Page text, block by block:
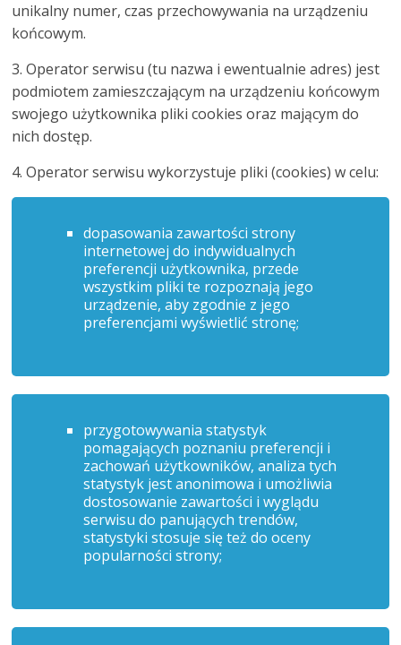
unikalny numer, czas przechowywania na urządzeniu
końcowym.
3. Operator serwisu (tu nazwa i ewentualnie adres) jest
podmiotem zamieszczającym na urządzeniu końcowym
swojego użytkownika pliki cookies oraz mającym do
nich dostęp.
4. Operator serwisu wykorzystuje pliki (cookies) w celu:
dopasowania zawartości strony
internetowej do indywidualnych
preferencji użytkownika, przede
wszystkim pliki te rozpoznają jego
urządzenie, aby zgodnie z jego
preferencjami wyświetlić stronę;
przygotowywania statystyk
pomagających poznaniu preferencji i
zachowań użytkowników, analiza tych
statystyk jest anonimowa i umożliwia
dostosowanie zawartości i wyglądu
serwisu do panujących trendów,
statystyki stosuje się też do oceny
popularności strony;